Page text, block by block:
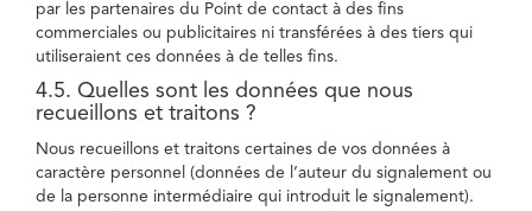
par les partenaires du Point de contact à des fins
commerciales ou publicitaires ni transférées à des tiers qui
utiliseraient ces données à de telles fins.
4.5. Quelles sont les données que nous
recueillons et traitons ?
Nous recueillons et traitons certaines de vos données à
caractère personnel (données de l’auteur du signalement ou
de la personne intermédiaire qui introduit le signalement).